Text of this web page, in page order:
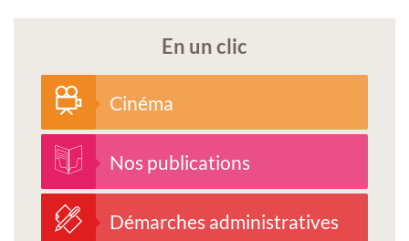
En un clic
Cinéma
Nos publications
Démarches administratives